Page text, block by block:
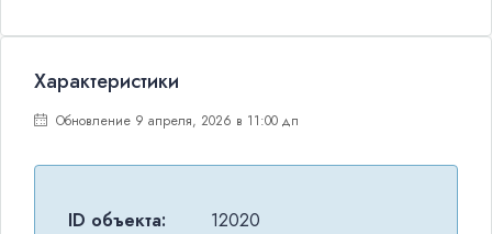
Характеристики
Обновление 9 апреля, 2026 в 11:00 дп
ID объекта:
12020